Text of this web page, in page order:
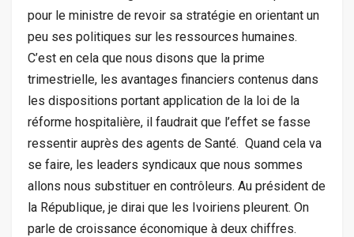
pour le ministre de revoir sa stratégie en orientant un
peu ses politiques sur les ressources humaines.
C’est en cela que nous disons que la prime
trimestrielle, les avantages financiers contenus dans
les dispositions portant application de la loi de la
réforme hospitalière, il faudrait que l’effet se fasse
ressentir auprès des agents de Santé. Quand cela va
se faire, les leaders syndicaux que nous sommes
allons nous substituer en contrôleurs. Au président de
la République, je dirai que les Ivoiriens pleurent. On
parle de croissance économique à deux chiffres.